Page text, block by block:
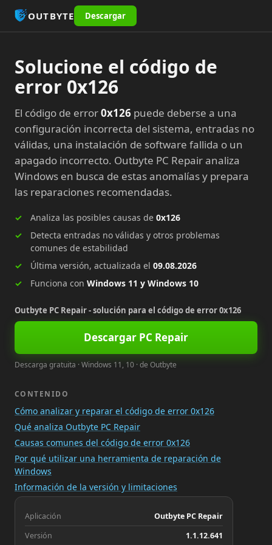
OUTBYTE Descargar
Solucione el código de
error 0x126
El código de error0x126 puede deberse a una
configuración incorrecta del sistema, entradas no
válidas, una instalación de software fallida o un
apagado incorrecto. Outbyte PC Repair analiza
Windows en busca de estas anomalías y prepara
las reparaciones recomendadas.
Analiza las posibles causas de 0x126
Detecta entradas no válidas y otros problemas
comunes de estabilidad
Última versión, actualizada el 09.08.2026
Funciona con Windows 11 y Windows 10
Outbyte PC Repair - solución para el código de error 0x126
Descargar PC Repair
Descarga gratuita · Windows 11, 10 · de Outbyte
CONTENIDO
Cómo analizar y reparar el código de error 0x126
Qué analiza Outbyte PC Repair
Causas comunes del código de error 0x126
Por qué utilizar una herramienta de reparación de
Windows
Información de la versión y limitaciones
Aplicación
Outbyte PC Repair
Versión
1.1.12.641